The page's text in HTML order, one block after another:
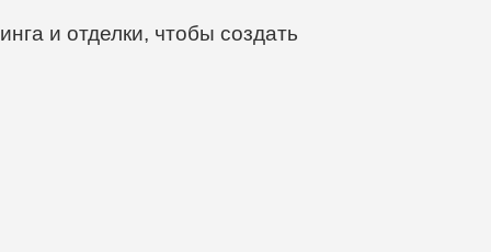
и отделки, чтобы создать